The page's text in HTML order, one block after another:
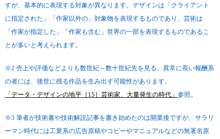
すが、基本的に表現する対象が異なります。デザインは「クライアント
に指定された」「作家以外の」対象物を表現するものであり、芸術は
「作家が指定した」「作家も含む」世界の一部を表現するものであるこ
とが多いと考えられます。
※2 売上や評価などよりも数世紀～数十世紀先を見る、異常に長い報酬系
の者には、後世に残る作品を生み出す可能性があります。
「データ・デザインの地平［15］芸術家、大量発生の時代」 参照。
※3 筆者が技術書や技術解説記事を書き始めたのは開業後ですが、サラリ
ーマン時代には工業系の広告原稿やコピーやマニュアルなどの無署名原